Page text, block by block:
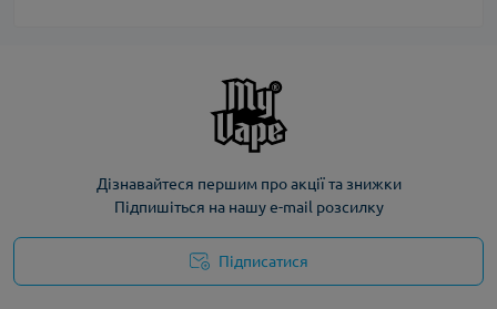
Дізнавайтеся першим про акції та знижки
Підпишіться на нашу e-mail розсилку
Підписатися